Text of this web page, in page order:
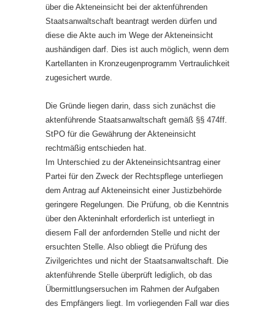
über die Akteneinsicht bei der aktenführenden
Staatsanwaltschaft beantragt werden dürfen und
diese die Akte auch im Wege der Akteneinsicht
aushändigen darf. Dies ist auch möglich, wenn dem
Kartellanten in Kronzeugenprogramm Vertraulichkeit
zugesichert wurde.
Die Gründe liegen darin, dass sich zunächst die
aktenführende Staatsanwaltschaft gemäß §§ 474ff.
StPO für die Gewährung der Akteneinsicht
rechtmäßig entschieden hat.
Im Unterschied zu der Akteneinsichtsantrag einer
Partei für den Zweck der Rechtspflege unterliegen
dem Antrag auf Akteneinsicht einer Justizbehörde
geringere Regelungen. Die Prüfung, ob die Kenntnis
über den Akteninhalt erforderlich ist unterliegt in
diesem Fall der anfordernden Stelle und nicht der
ersuchten Stelle. Also obliegt die Prüfung des
Zivilgerichtes und nicht der Staatsanwaltschaft. Die
aktenführende Stelle überprüft lediglich, ob das
Übermittlungsersuchen im Rahmen der Aufgaben
des Empfängers liegt. Im vorliegenden Fall war dies